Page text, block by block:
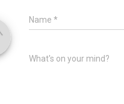
Name *
What's on your mind?